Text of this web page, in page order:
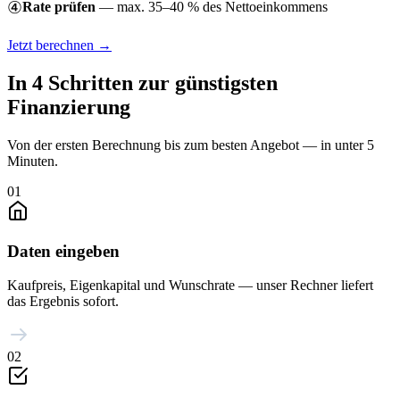
④Rate prüfen — max. 35–40 % des Nettoeinkommens
Jetzt berechnen →
In 4 Schritten zur günstigsten
Finanzierung
Von der ersten Berechnung bis zum besten Angebot — in unter 5
Minuten.
01
Daten eingeben
Kaufpreis, Eigenkapital und Wunschrate — unser Rechner liefert
das Ergebnis sofort.
02